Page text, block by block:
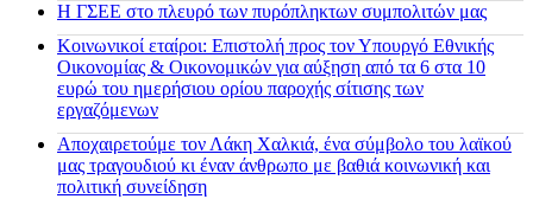
H ΓΣΕΕ στο πλευρό των πυρόπληκτων συμπολιτών μας
Κοινωνικοί εταίροι: Επιστολή προς τον Υπουργό Εθνικής
Οικονομίας & Οικονομικών για αύξηση από τα 6 στα 10
ευρώ του ημερήσιου ορίου παροχής σίτισης των
εργαζόμενων
Αποχαιρετούμε τον Λάκη Χαλκιά, ένα σύμβολο του λαϊκού
μας τραγουδιού κι έναν άνθρωπο με βαθιά κοινωνική και
πολιτική συνείδηση